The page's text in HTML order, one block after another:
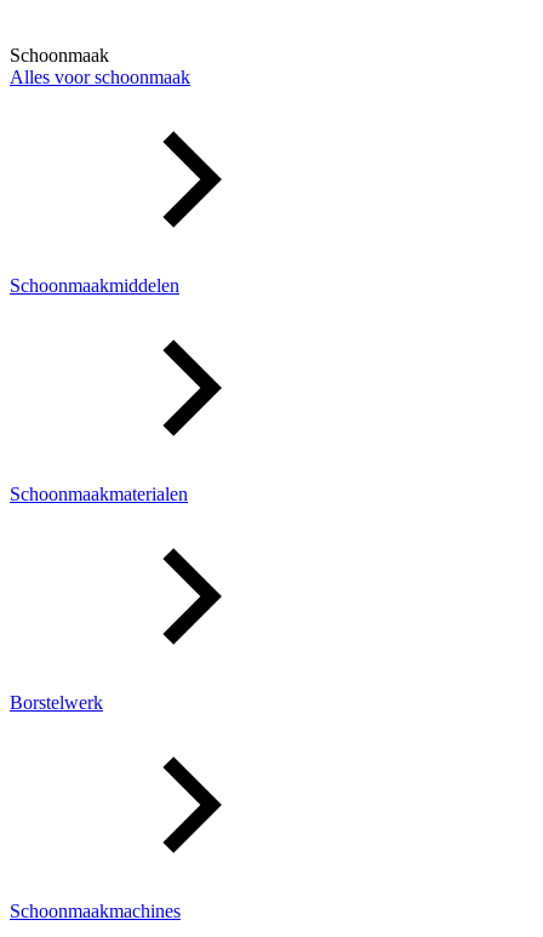
Schoonmaak
Alles voor schoonmaak
Schoonmaakmiddelen
Schoonmaakmaterialen
Borstelwerk
Schoonmaakmachines